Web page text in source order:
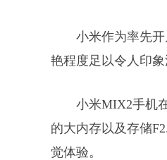
小米作为率先
艳程度足以令人印象
小米MIX2手机
的大内存以及存储
觉体验。